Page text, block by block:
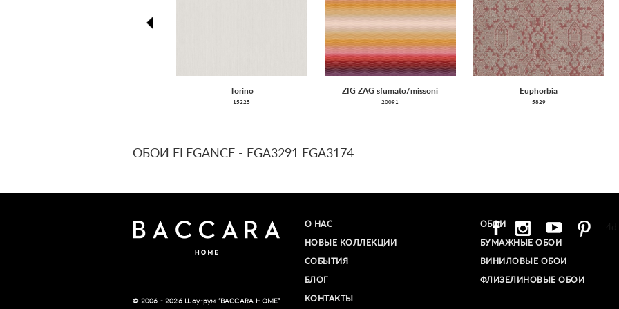
Torino
15225
ZIG ZAG sfumato/missoni
20091
Euphorbia
5829
ОБОИ ELEGANCE - EGA3291 EGA3174
© 2006 - 2026 Шоу-рум “BACCARA HOME”
О НАС
НОВЫЕ КОЛЛЕКЦИИ
СОБЫТИЯ
БЛОГ
КОНТАКТЫ
ОБОИ
БУМАЖНЫЕ ОБОИ
ВИНИЛОВЫЕ ОБОИ​
ФЛИЗЕЛИНОВЫЕ ОБОИ